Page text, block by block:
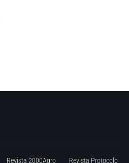
Revista 2000Agro Revista Protocolo